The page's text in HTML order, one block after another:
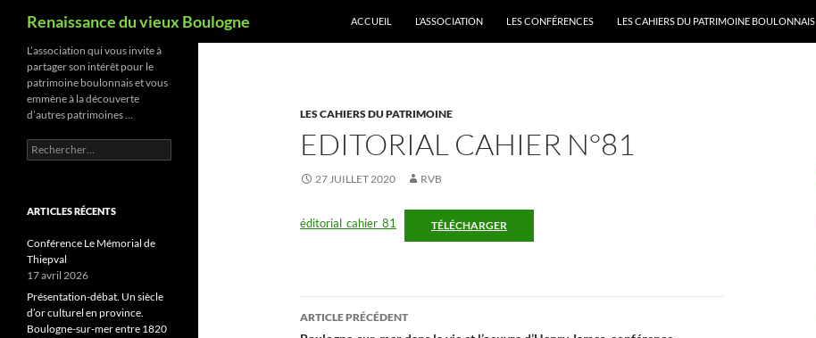
Aller
contenu
Renaissance du vieux Boulogne ACCUEIL L’ASSOCIATION LES CONFÉRENCES LES CAHIERS DU PATRIMOINE BOULONNAIS
LES CAHIERS DU PATRIMOINE
EDITORIAL CAHIER N°81
27 JUILLET 2020 RVB
éditorial_cahier_81 TÉLÉCHARGER
Navigation
ARTICLE PRÉCÉDENT
L’association qui vous invite à
partager son intérêt pour le
patrimoine boulonnais et vous
emmène à la découverte
d’autres patrimoines …
Rechercher :
ARTICLES RÉCENTS
Conférence Le Mémorial de
Thiepval
17 avril 2026
Présentation-débat. Un siècle
d’or culturel en province.
Boulogne-sur-mer entre 1820